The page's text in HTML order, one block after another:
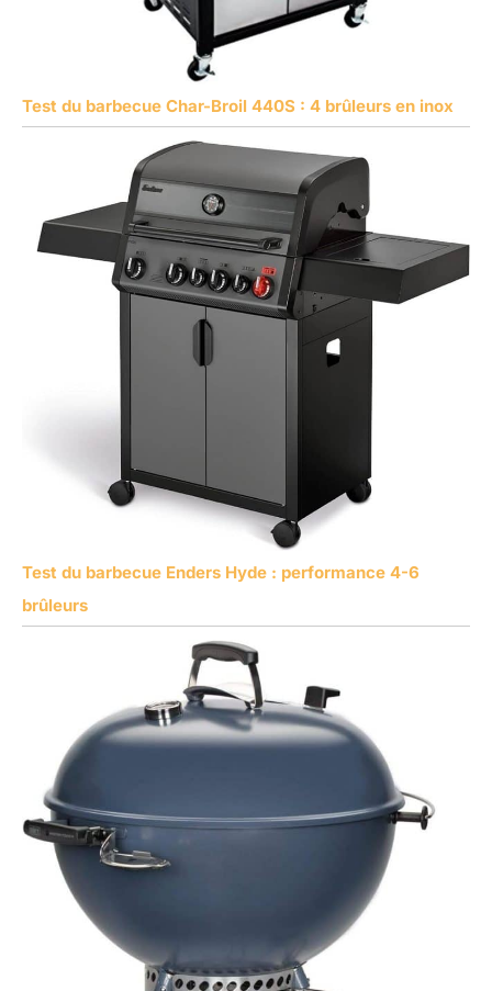
Test du barbecue Char-Broil 440S : 4 brûleurs en inox
Test du barbecue Enders Hyde : performance 4-6
brûleurs